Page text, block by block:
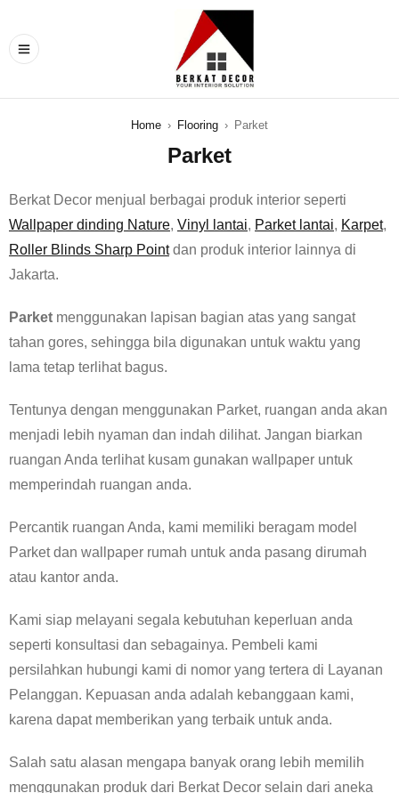
Home › Flooring › Parket
Parket
Berkat Decor menjual berbagai produk interior seperti
Wallpaper dinding Nature, Vinyl lantai, Parket lantai, Karpet,
Roller Blinds Sharp Pointdan produk interior lainnya di
Jakarta.
Parket menggunakan lapisan bagian atas yang sangat
tahan gores, sehingga bila digunakan untuk waktu yang
lama tetap terlihat bagus.
Tentunya dengan menggunakan Parket, ruangan anda akan
menjadi lebih nyaman dan indah dilihat. Jangan biarkan
ruangan Anda terlihat kusam gunakan wallpaper untuk
memperindah ruangan anda.
Percantik ruangan Anda, kami memiliki beragam model
Parket dan wallpaper rumah untuk anda pasang dirumah
atau kantor anda.
Kami siap melayani segala kebutuhan keperluan anda
seperti konsultasi dan sebagainya. Pembeli kami
persilahkan hubungi kami di nomor yang tertera di Layanan
Pelanggan. Kepuasan anda adalah kebanggaan kami,
karena dapat memberikan yang terbaik untuk anda.
Salah satu alasan mengapa banyak orang lebih memilih
menggunakan produk dari Berkat Decor selain dari aneka